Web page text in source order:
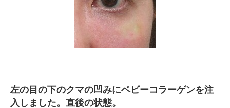
左の目の下のクマの凹みにベビーコラーゲンを注
入しました。直後の状態。